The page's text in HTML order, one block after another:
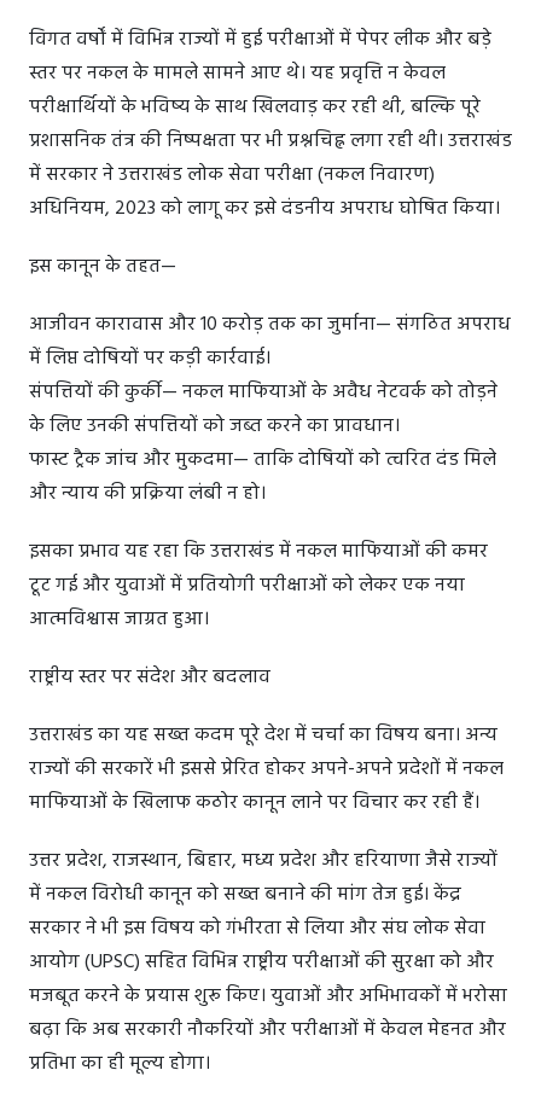
विगत वर्षों में विभिन्न राज्यों में हुई परीक्षाओं में पेपर लीक और बड़े
स्तर पर नकल के मामले सामने आए थे। यह प्रवृत्ति न केवल
परीक्षार्थियों के भविष्य के साथ खिलवाड़ कर रही थी, बल्कि पूरे
प्रशासनिक तंत्र की निष्पक्षता पर भी प्रश्नचिह्न लगा रही थी। उत्तराखंड
में सरकार ने उत्तराखंड लोक सेवा परीक्षा (नकल निवारण)
अधिनियम, 2023 को लागू कर इसे दंडनीय अपराध घोषित किया।
इस कानून के तहत—
आजीवन कारावास और 10 करोड़ तक का जुर्माना— संगठित अपराध
में लिप्त दोषियों पर कड़ी कार्रवाई।
संपत्तियों की कुर्की— नकल माफियाओं के अवैध नेटवर्क को तोड़ने
के लिए उनकी संपत्तियों को जब्त करने का प्रावधान।
फास्ट ट्रैक जांच और मुकदमा— ताकि दोषियों को त्वरित दंड मिले
और न्याय की प्रक्रिया लंबी न हो।
इसका प्रभाव यह रहा कि उत्तराखंड में नकल माफियाओं की कमर
टूट गई और युवाओं में प्रतियोगी परीक्षाओं को लेकर एक नया
आत्मविश्वास जाग्रत हुआ।
राष्ट्रीय स्तर पर संदेश और बदलाव
उत्तराखंड का यह सख्त कदम पूरे देश में चर्चा का विषय बना। अन्य
राज्यों की सरकारें भी इससे प्रेरित होकर अपने-अपने प्रदेशों में नकल
माफियाओं के खिलाफ कठोर कानून लाने पर विचार कर रही हैं।
उत्तर प्रदेश, राजस्थान, बिहार, मध्य प्रदेश और हरियाणा जैसे राज्यों
में नकल विरोधी कानून को सख्त बनाने की मांग तेज हुई। केंद्र
सरकार ने भी इस विषय को गंभीरता से लिया और संघ लोक सेवा
आयोग (UPSC) सहित विभिन्न राष्ट्रीय परीक्षाओं की सुरक्षा को और
मजबूत करने के प्रयास शुरू किए। युवाओं और अभिभावकों में भरोसा
बढ़ा कि अब सरकारी नौकरियों और परीक्षाओं में केवल मेहनत और
प्रतिभा का ही मूल्य होगा।